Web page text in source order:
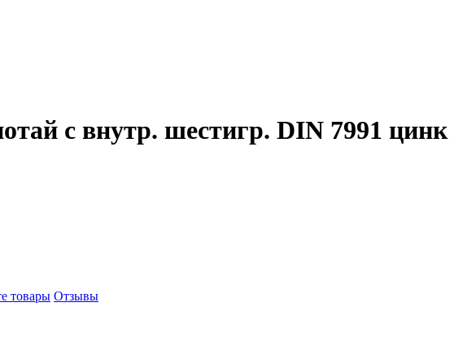
с внутр. шестигр. DIN 7991 цинк
товары Отзывы